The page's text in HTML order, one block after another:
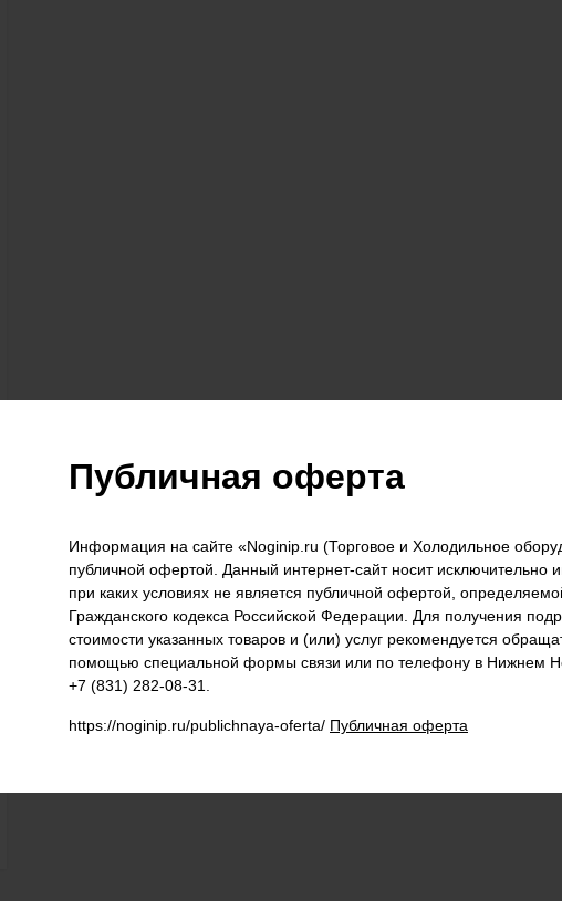
Публичная оферта
Информация на сайте «Noginip.ru (Торговое и Холодильное
публичной офертой. Данный интернет-сайт носит
при каких условиях не является публичной офертой,
Гражданского кодекса Российской Федерации. Для получения
стоимости указанных товаров и (или) услуг рекомендуется
помощью специальной формы связи или по телефону в Нижнем
+7 (831) 282-08-31.
https://noginip.ru/publichnaya-oferta/ Публичная оферта